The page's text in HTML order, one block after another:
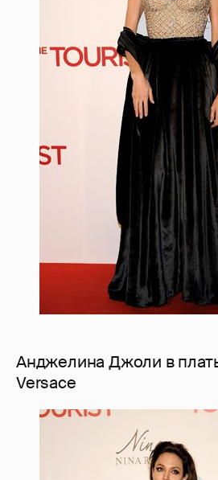
Анджелина Джоли в
Versace